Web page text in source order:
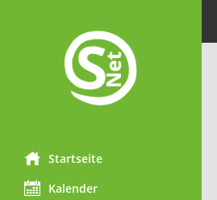
Startseite
Kalender